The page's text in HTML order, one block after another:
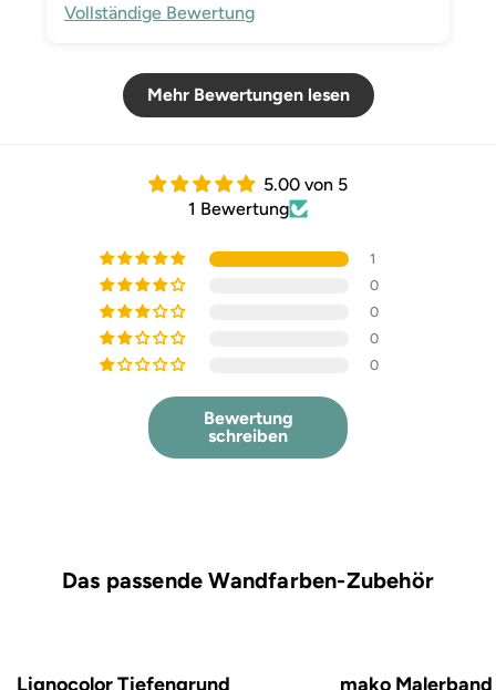
Vollständige Bewertung
Mehr Bewertungen lesen
5.00 von 5
1 Bewertung
1
0
0
0
0
Bewertung
schreiben
Das passende Wandfarben-Zubehör
Lignocolor Tiefengrund mako Malerband